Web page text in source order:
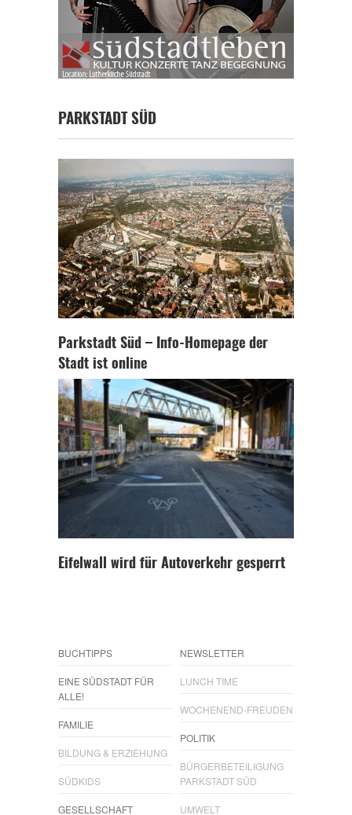
PARKSTADT SÜD
Parkstadt Süd – Info-Homepage der
Stadt ist online
Eifelwall wird für Autoverkehr gesperrt
BUCHTIPPS
EINE SÜDSTADT FÜR
ALLE!
FAMILIE
BILDUNG & ERZIEHUNG
SÜDKIDS
GESELLSCHAFT
NEWSLETTER
LUNCH TIME
WOCHENEND-FREUDEN
POLITIK
BÜRGERBETEILIGUNG
PARKSTADT SÜD
UMWELT